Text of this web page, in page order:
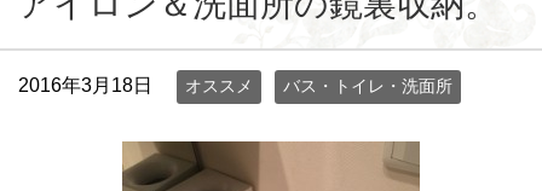
2016年3月18日 オススメ バス・トイレ・洗面所